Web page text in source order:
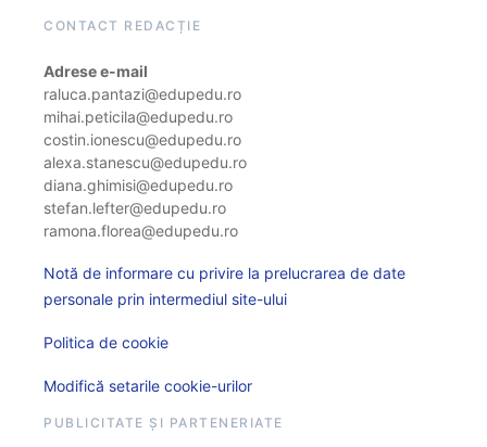
CONTACT REDACȚIE
Adrese e-mail
raluca.pantazi@edupedu.ro
mihai.peticila@edupedu.ro
costin.ionescu@edupedu.ro
alexa.stanescu@edupedu.ro
diana.ghimisi@edupedu.ro
stefan.lefter@edupedu.ro
ramona.florea@edupedu.ro
Notă de informare cu privire la prelucrarea de date
personale prin intermediul site-ului
Politica de cookie
Modifică setarile cookie-urilor
PUBLICITATE ȘI PARTENERIATE